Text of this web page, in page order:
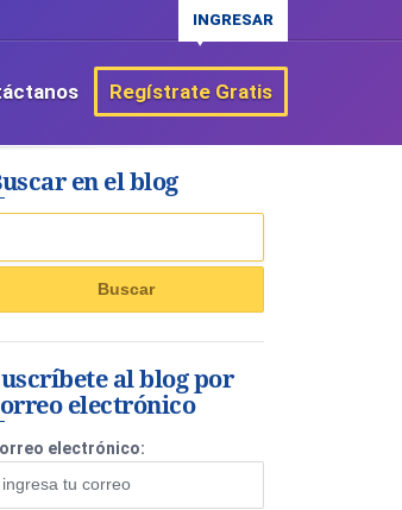
INGRESAR
Regístrate Gratis
en el blog
al blog por
electrónico
electrónico: